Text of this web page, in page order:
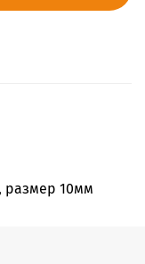
размер 10мм